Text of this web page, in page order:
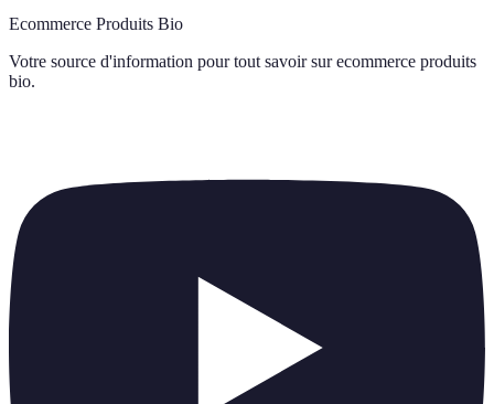
Ecommerce Produits Bio
Votre source d'information pour tout savoir sur ecommerce produits
bio.